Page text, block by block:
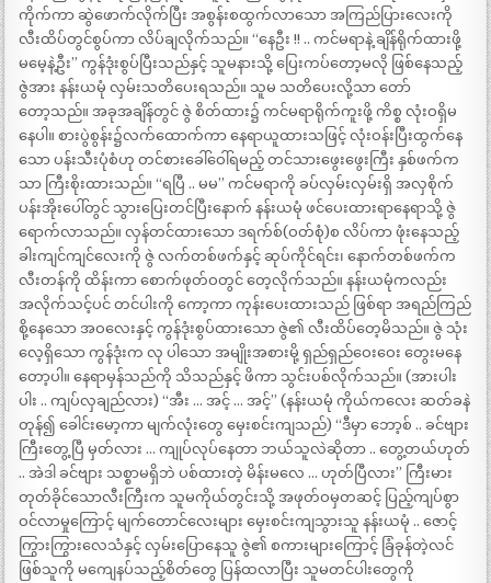
ကိုက်ကာ ဆွဲဖောက်လိုက်ပြီး အစွန်းစထွက်လာသော အကြည်ပြားလေးကို
လီးထိပ်တွင်စွပ်ကာ လိပ်ချလိုက်သည်။ “နေဦး !! .. ကင်မရာနဲ့ ချိန်ရိုက်ထားဖို့
မမေ့နဲ့ဦး” ကွန်ဒုံးစွပ်ပြီးသည်နှင့် သူမနားသို့ ပြေးကပ်တော့မလို ဖြစ်နေသည့်
ဇွဲအား နန်းယမုံ လှမ်းသတိပေးရသည်။ သူမ သတိပေးလို့သာ တော်
တော့သည်။ အခုအချိန်တွင် ဇွဲ စိတ်ထား၌ ကင်မရာရိုက်ကူးဖို့ ကိစ္စ လုံးဝရှိမ
နေပါ။ စားပွဲစွန်း၌လက်ထောက်ကာ နေရာယူထားသဖြင့် လုံးဝန်းပြီးထွက်နေ
သော ပန်းသီးပုံစံဟု တင်စားခေါ်ဝေါ်ရမည့် တင်သားဖွေးဖွေးကြီး နှစ်ဖက်က
သာ ကြီးစိုးထားသည်။ “ရပြီ .. မမ” ကင်မရာကို ခပ်လှမ်းလှမ်းရှိ အလှစိုက်
ပန်းအိုးပေါ်တွင် သွားပြေးတင်ပြီးနောက် နန်းယမုံ ဖင်ပေးထားရာနေရာသို့ ဇွဲ
ရောက်လာသည်။ လှန်တင်ထားသော ဒရက်စ်(ဝတ်စုံ)စ လိပ်ကာ ဖုံးနေသည့်
ခါးကျင်ကျင်လေးကို ဇွဲ လက်တစ်ဖက်နှင့် ဆုပ်ကိုင်ရင်း၊ နောက်တစ်ဖက်က
လီးတန်ကို ထိန်းကာ စောက်ဖုတ်ဝတွင် တေ့လိုက်သည်။ နန်းယမုံကလည်း
အလိုက်သင့်ပင် တင်ပါးကို ကော့ကာ ကုန်းပေးထားသည် ဖြစ်ရာ အရည်ကြည်
စို့နေသော အဝလေးနှင့် ကွန်ဒုံးစွပ်ထားသော ဇွဲ၏ လီးထိပ်တေ့မိသည်။ ဇွဲ သုံး
လေ့ရှိသော ကွန်ဒုံးက လု ပါသော အမျိုးအစားမို့ ရှည်ရှည်ဝေးဝေး တွေးမနေ
တော့ပါ။ နေရာမှန်သည်ကို သိသည်နှင့် ဖိကာ သွင်းပစ်လိုက်သည်။ (အားပါး
ပါး .. ကျပ်လှချည်လား) “အီး … အင့် … အင့်” (နန်းယမုံ ကိုယ်ကလေး ဆတ်ခနဲ
တုန်၍ ခေါင်းမော့ကာ မျက်လုံးတွေ မှေးစင်းကျသည်) “ဒီမှာ ဘော့စ် .. ခင်ဗျား
ကြီးတွေ့ပြီ မှတ်လား … ကျုပ်လုပ်နေတာ ဘယ်သူလဲဆိုတာ .. တွေ့တယ်ဟုတ်
.. အဲဒါ ခင်ဗျား သစ္စာမရှိဘဲ ပစ်ထားတဲ့ မိန်းမလေ … ဟုတ်ပြီလား” ကြီးမား
တုတ်ခိုင်သောလီးကြီးက သူမကိုယ်တွင်းသို့ အဖုတ်ဝမှတဆင့် ပြည့်ကျပ်စွာ
ဝင်လာမှုကြောင့် မျက်တောင်လေးများ မှေးစင်းကျသွားသူ နန်းယမုံ .. ဇောင့်
ကြွားကြွားလေသံနှင့် လှမ်းပြောနေသူ ဇွဲ၏ စကားများကြောင့် ခြံခုန်တဲ့လင်
ဖြစ်သူကို မကျေနပ်သည့်စိတ်တွေ ပြန်ထလာပြီး သူမတင်ပါးတွေကို